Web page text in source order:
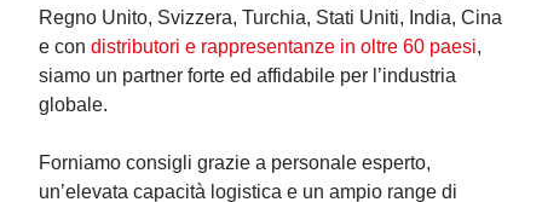
Regno Unito, Svizzera, Turchia, Stati Uniti, India, Cina
e con distributori e rappresentanze in oltre 60 paesi,
siamo un partner forte ed affidabile per l’industria
globale.
Forniamo consigli grazie a personale esperto,
un’elevata capacità logistica e un ampio range di